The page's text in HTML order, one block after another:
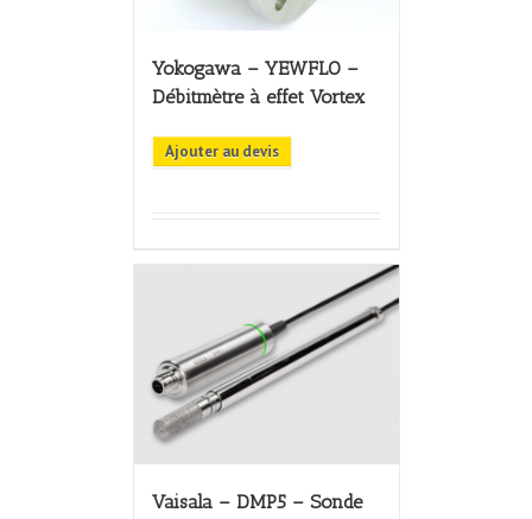
Yokogawa – YEWFLO –
Débitmètre à effet Vortex
Ajouter au devis
Vaisala – DMP5 – Sonde